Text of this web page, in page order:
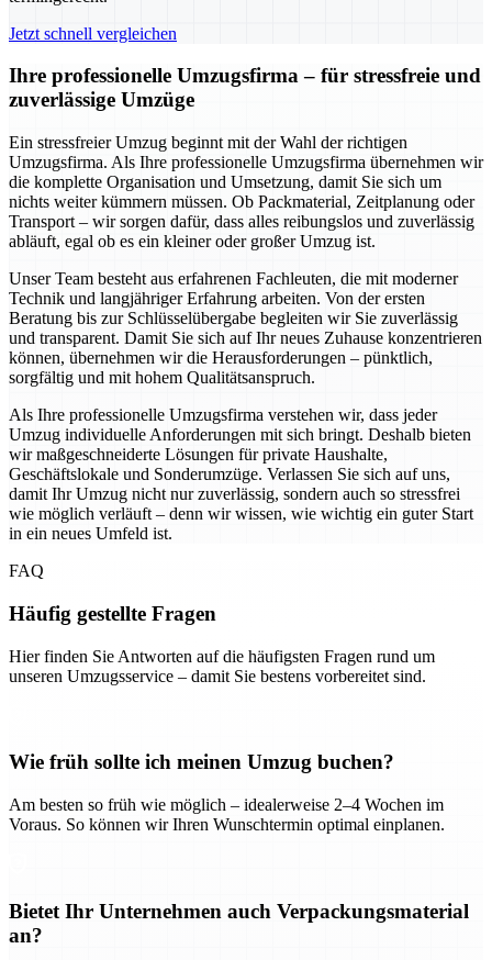
Jetzt schnell vergleichen
Ihre professionelle Umzugsfirma – für stressfreie und
zuverlässige Umzüge
Ein stressfreier Umzug beginnt mit der Wahl der richtigen
Umzugsfirma. Als Ihre professionelle Umzugsfirma übernehmen wir
die komplette Organisation und Umsetzung, damit Sie sich um
nichts weiter kümmern müssen. Ob Packmaterial, Zeitplanung oder
Transport – wir sorgen dafür, dass alles reibungslos und zuverlässig
abläuft, egal ob es ein kleiner oder großer Umzug ist.
Unser Team besteht aus erfahrenen Fachleuten, die mit moderner
Technik und langjähriger Erfahrung arbeiten. Von der ersten
Beratung bis zur Schlüsselübergabe begleiten wir Sie zuverlässig
und transparent. Damit Sie sich auf Ihr neues Zuhause konzentrieren
können, übernehmen wir die Herausforderungen – pünktlich,
sorgfältig und mit hohem Qualitätsanspruch.
Als Ihre professionelle Umzugsfirma verstehen wir, dass jeder
Umzug individuelle Anforderungen mit sich bringt. Deshalb bieten
wir maßgeschneiderte Lösungen für private Haushalte,
Geschäftslokale und Sonderumzüge. Verlassen Sie sich auf uns,
damit Ihr Umzug nicht nur zuverlässig, sondern auch so stressfrei
wie möglich verläuft – denn wir wissen, wie wichtig ein guter Start
in ein neues Umfeld ist.
FAQ
Häufig gestellte Fragen
Hier finden Sie Antworten auf die häufigsten Fragen rund um
unseren Umzugsservice – damit Sie bestens vorbereitet sind.
Wie früh sollte ich meinen Umzug buchen?
Am besten so früh wie möglich – idealerweise 2–4 Wochen im
Voraus. So können wir Ihren Wunschtermin optimal einplanen.
Bietet Ihr Unternehmen auch Verpackungsmaterial
an?